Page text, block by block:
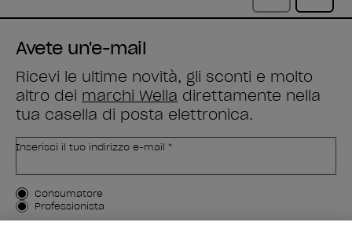
Avete un'e-mail
Ricevi le ultime novità, gli sconti e molto
altro dei marchi Wella direttamente nella
tua casella di posta elettronica.
Inserisci il tuo indirizzo e-mail *
Tipo di cliente
Consumatore
Professionista